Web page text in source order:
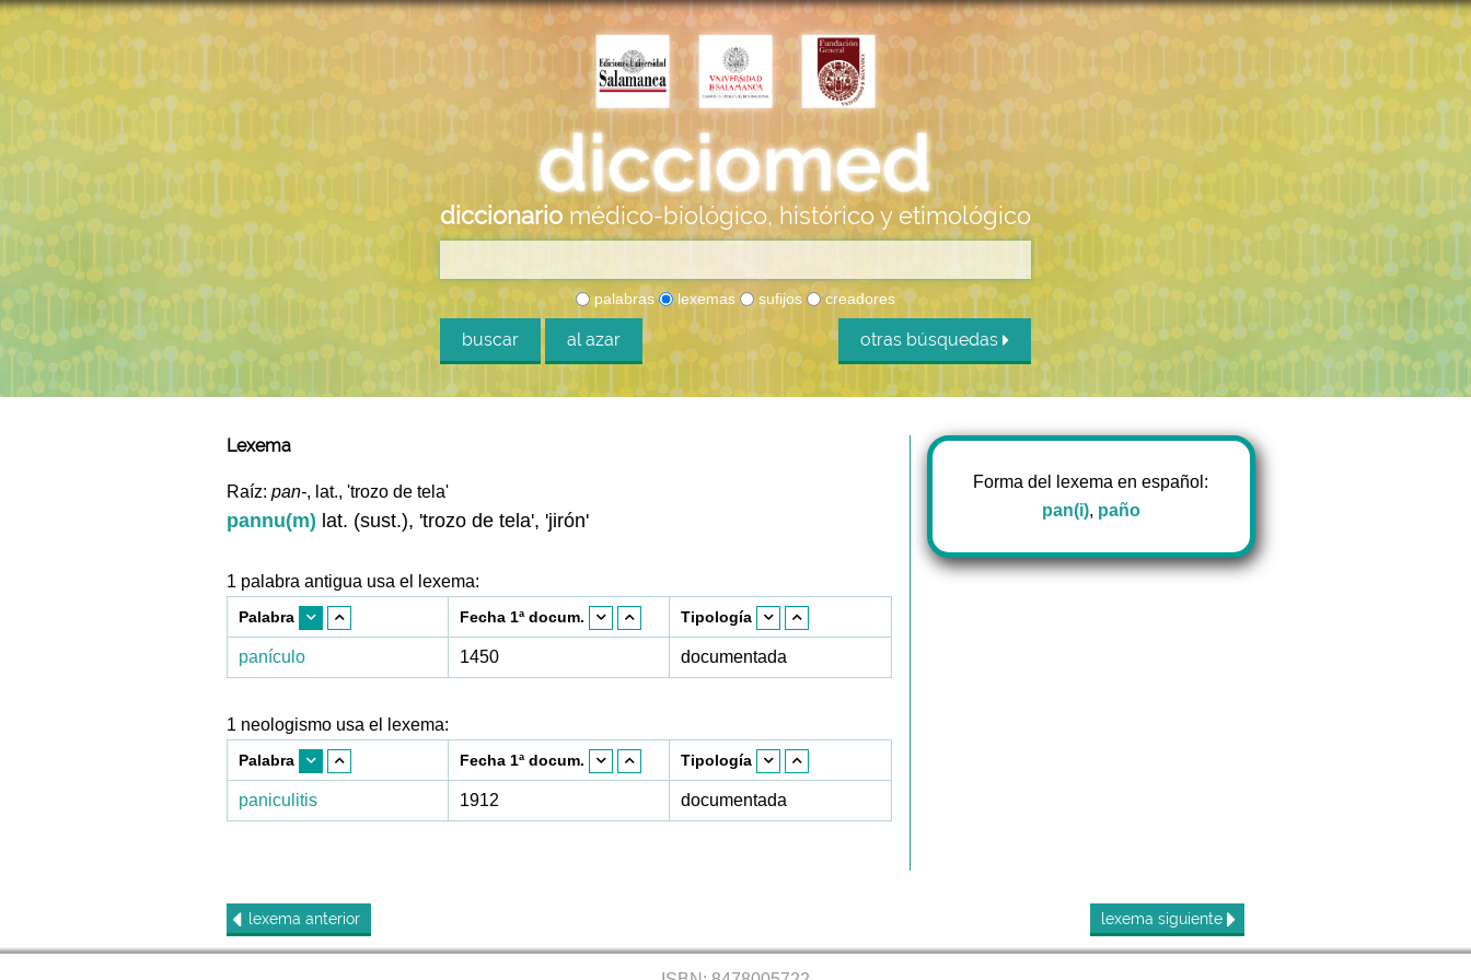
diccionario médico-biológico, histórico y etimológico
palabras lexemas sufijos creadores
buscar al azar otras búsquedas
Lexema
Raíz: pan-, lat., 'trozo de tela'
pannu(m) lat. (sust.), 'trozo de tela', 'jirón'
1 palabra antigua usa el lexema:
Palabra Fecha 1ª docum. Tipología
panículo 1450 documentada
1 neologismo usa el lexema:
Palabra Fecha 1ª docum. Tipología
paniculitis 1912 documentada
Forma del lexema en español:
pan(i), paño
lexema anterior lexema siguiente